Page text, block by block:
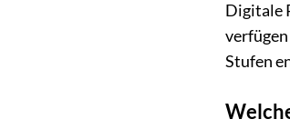
Digitale
Stufen